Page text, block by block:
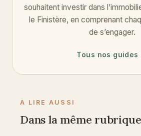
souhaitent investir dans
le Finistère, en comprenant
de s’engager.
Tous nos guides
À LIRE AUSSI
Dans la même rubrique